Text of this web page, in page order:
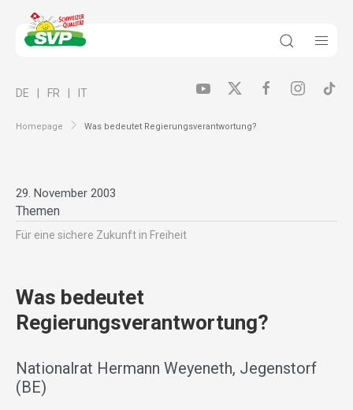
Homepage Was bedeutet Regierungsverantwortung?
DE FR IT
29. November 2003
Themen
Für eine sichere Zukunft in Freiheit
Was bedeutet
Regierungsverantwortung?
Nationalrat Hermann Weyeneth, Jegenstorf
(BE)